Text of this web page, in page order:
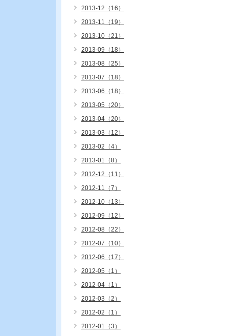
2013-12（16）
2013-11（19）
2013-10（21）
2013-09（18）
2013-08（25）
2013-07（18）
2013-06（18）
2013-05（20）
2013-04（20）
2013-03（12）
2013-02（4）
2013-01（8）
2012-12（11）
2012-11（7）
2012-10（13）
2012-09（12）
2012-08（22）
2012-07（10）
2012-06（17）
2012-05（1）
2012-04（1）
2012-03（2）
2012-02（1）
2012-01（3）